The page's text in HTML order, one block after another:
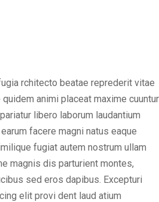
rchitecto beatae reprederit vitae
animi placeat maxime cuuntur
libero laborum laudantium
facere magni natus eaque
fugiat autem nostrum ullam
magnis dis parturient montes,
sed eros dapibus. Excepturi
elit provi dent laud atium